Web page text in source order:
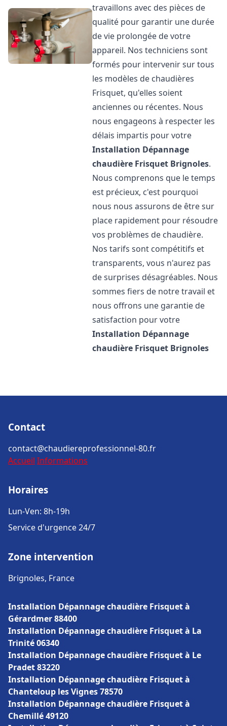
travaillons avec des pièces de
qualité pour garantir une durée
de vie prolongée de votre
appareil. Nos techniciens sont
formés pour intervenir sur tous
les modèles de chaudières
Frisquet, qu'elles soient
anciennes ou récentes. Nous
nous engageons à respecter les
délais impartis pour votre
Installation Dépannage
chaudière Frisquet Brignoles.
Nous comprenons que le temps
est précieux, c'est pourquoi
nous nous assurons de être sur
place rapidement pour résoudre
vos problèmes de chaudière.
Nos tarifs sont compétitifs et
transparents, vous n'aurez pas
de surprises désagréables. Nous
sommes fiers de notre travail et
nous offrons une garantie de
satisfaction pour votre
Installation Dépannage
chaudière Frisquet Brignoles
Contact
contact@chaudiereprofessionnel-80.fr
Accueil Informations
Horaires
Lun-Ven: 8h-19h
Service d'urgence 24/7
Zone intervention
Brignoles, France
Installation Dépannage chaudière Frisquet à
Gérardmer 88400
Installation Dépannage chaudière Frisquet à La
Trinité 06340
Installation Dépannage chaudière Frisquet à Le
Pradet 83220
Installation Dépannage chaudière Frisquet à
Chanteloup les Vignes 78570
Installation Dépannage chaudière Frisquet à
Chemillé 49120